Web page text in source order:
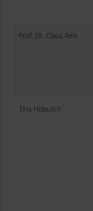
Prof. Dr. Claus Reis
Tina Hobusch